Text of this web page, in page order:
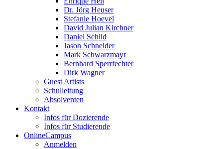
Dr. Jörg Heuser
Stefanie Hoevel
David Julian Kirchner
Daniel Schild
Jason Schneider
Mark Schwarzmayr
Bernhard Sperrfechter
Dirk Wagner
Guest Artists
Schulleitung
Absolventen
Kontakt
Infos für Dozierende
Infos für Studierende
OnlineCampus
Anmelden